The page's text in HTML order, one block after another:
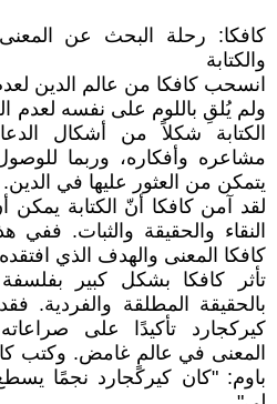
كافكا: رحلة البحث عن المعنى
والكتابة
انسحب كافكا من عالم الدين
ولم يُلقِ باللوم على نفسه لعدم
الكتابة شكلاً من أشكال
مشاعره وأفكاره، وربما
يتمكن من العثور عليها في الدين.
لقد آمن كافكا أنّ الكتابة يمكن
النقاء والحقيقة والثبات. ففي
كافكا المعنى والهدف الذي
تأثر كافكا بشكل كبير
بالحقيقة المطلقة والفردية.
كيركجارد تأكيدًا على
المعنى في عالمٍ غامض. وكتب
باوم: "كان كيركجارد نجمًا